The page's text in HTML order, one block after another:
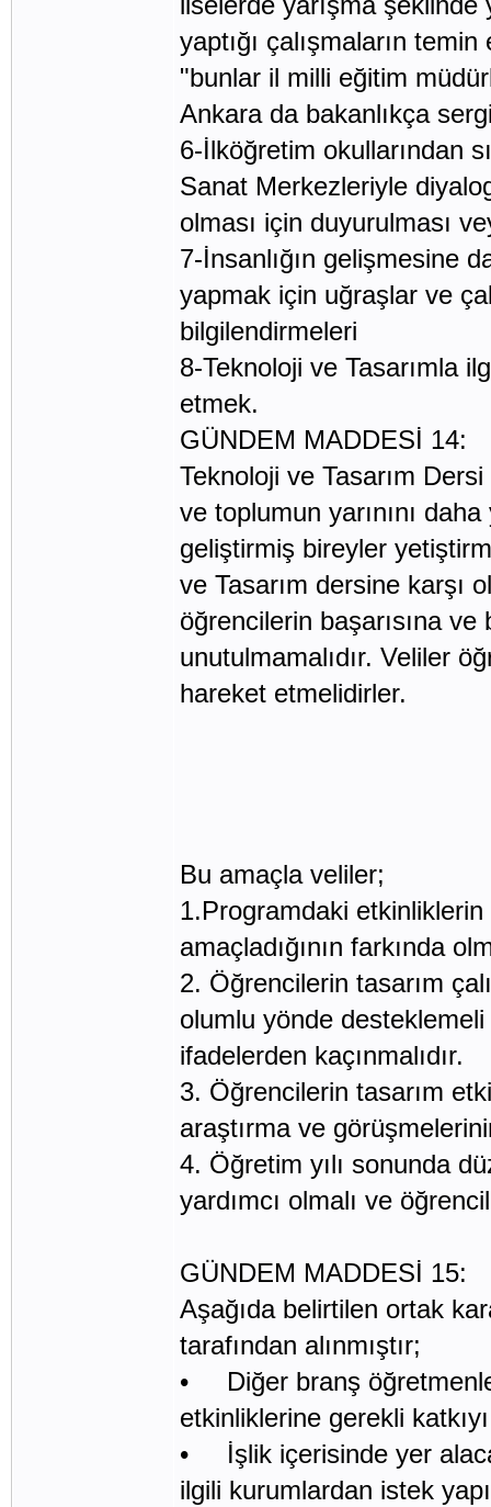
yaptığı çalışmaların
"bunlar il milli eğitim
Ankara da bakanlıkça
6-İlköğretim okullarından
Sanat Merkezleriyle
olması için duyurulması
7-İnsanlığın gelişmesine
yapmak için uğraşlar ve
bilgilendirmeleri
8-Teknoloji ve Tasarımla
etmek.
GÜNDEM MADDESİ 14:
Teknoloji ve Tasarım
ve toplumun yarınını
geliştirmiş bireyler
ve Tasarım dersine karşı
öğrencilerin başarısına
unutulmamalıdır. Veliler
hareket etmelidirler.
Bu amaçla veliler;
1.Programdaki etkinliklerin
amaçladığının farkında
2. Öğrencilerin tasarım
olumlu yönde
ifadelerden kaçınmalıdır.
3. Öğrencilerin tasarım
araştırma ve
4. Öğretim yılı sonunda
yardımcı olmalı ve
GÜNDEM MADDESİ 15:
Aşağıda belirtilen ortak
tarafından alınmıştır;
• Diğer branş
etkinliklerine gerekli
• İşlik içerisinde yer
ilgili kurumlardan istek